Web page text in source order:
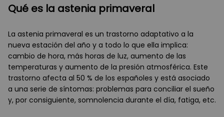
Qué es la astenia primaveral
La astenia primaveral es un trastorno adaptativo a la
nueva estación del año y a todo lo que ella implica:
cambio de hora, más horas de luz, aumento de las
temperaturas y aumento de la presión atmosférica. Este
trastorno afecta al 50 % de los españoles y está asociado
a una serie de síntomas: problemas para conciliar el sueño
y, por consiguiente, somnolencia durante el día, fatiga, etc.